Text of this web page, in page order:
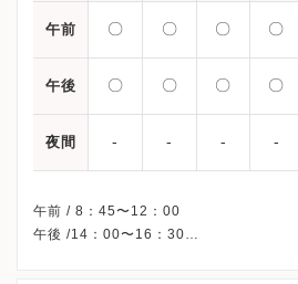
午前 〇 〇 〇 〇
午後 〇 〇 〇 〇
夜間 - - - -
午前 / 8：45〜12：00
午後 /14：00〜16：30